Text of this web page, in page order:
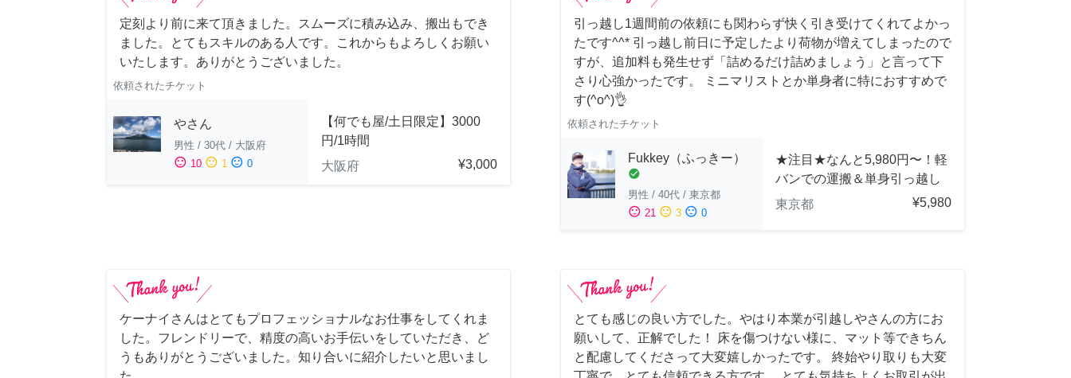
定刻より前に来て頂きました。スムーズに積み込み、搬出もでき
ました。とてもスキルのある人です。これからもよろしくお願い
いたします。ありがとうございました。
依頼されたチケット
やさん
男性 / 30代 / 大阪府
sentiment_satisfied 10 sentiment_neutral 1 sentiment_dissatisfied 0
【何でも屋/土日限定】3000
円/1時間
大阪府
¥3,000
引っ越し1週間前の依頼にも関わらず快く引き受けてくれてよかっ
たです^^* 引っ越し前日に予定したより荷物が増えてしまったので
すが、追加料も発生せず「詰めるだけ詰めましょう」と言って下
さり心強かったです。 ミニマリストとか単身者に特におすすめで
す(^o^)👌
依頼されたチケット
Fukkey（ふっきー）
check_circle
男性 / 40代 / 東京都
sentiment_satisfied 21 sentiment_neutral 3 sentiment_dissatisfied 0
★注目★なんと5,980円〜！軽
バンでの運搬＆単身引っ越し
東京都
¥5,980
ケーナイさんはとてもプロフェッショナルなお仕事をしてくれま
した。フレンドリーで、精度の高いお手伝いをしていただき、ど
うもありがとうございました。知り合いに紹介したいと思いまし
とても感じの良い方でした。やはり本業が引越しやさんの方にお
願いして、正解でした！ 床を傷つけない様に、マット等できちん
と配慮してくださって大変嬉しかったです。 終始やり取りも大変